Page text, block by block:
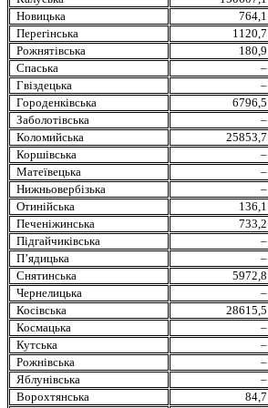
Новицька
764,1
Перегінська
1120,7
Рожнятівська
180,9
Спаська
–
Гвіздецька
–
Городенківська
6796,5
Заболотівська
–
Коломийська
25853,7
Коршівська
–
Матеївецька
–
Нижньовербізька
–
Отинійська
136,1
Печеніжинська
733,2
Підгайчиківська
–
П’ядицька
–
Снятинська
5972,8
Чернелицька
–
Косівська
28615,5
Космацька
–
Кутська
–
Рожнівська
–
Яблунівська
–
Ворохтянська
84,7